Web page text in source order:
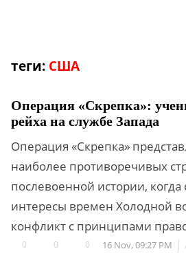
теги: США
Операция «Скрепка»:
рейха на службе Запада
Операция «Скрепка»
наиболее противоречивых
послевоенной истории, когда
интересы времен Холодной
конфликт с принципами
0 0 0 16 Nov, 09:27 PM